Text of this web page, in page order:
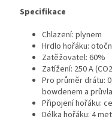
Specifikace
Chlazení: plynem
Hrdlo hořáku:
Zatěžovatel: 60%
Zatížení: 250 A
Pro průměr drátu:
bowdenem a
Připojení hořáku:
Délka hořáku: 4